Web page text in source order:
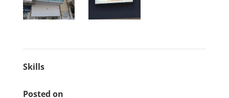
Skills
Posted on